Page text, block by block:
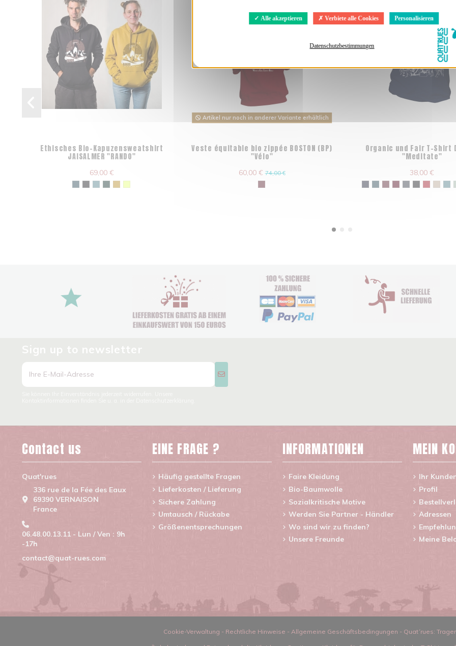
Alle akzeptieren Verbiete alle Cookies Personalisieren
Datenschutzbestimmungen
Ethisches Bio-Kapuzensweatshirt
JAISALMER "RANDO"
69,00 €
Artikel nur noch in anderer Variante erhältlich
Veste équitable bio zippée BOSTON (BP)
"Vélo"
60,00 €74,00 €
Organic und Fair T-Shirt
"Meditate"
38,00 €
Contact us
Quat'rues
336 rue de la Fée des Eaux
69390 VERNAISON
France
06.48.00.13.11 - Lun / Ven : 9h
-17h
contact@quat-rues.com
EINE FRAGE ?
Häufig gestellte Fragen
Lieferkosten / Lieferung
Sichere Zahlung
Umtausch / Rückabe
Größenentsprechungen
INFORMATIONEN
Faire Kleidung
Bio-Baumwolle
Sozialkritische Motive
Werden Sie Partner - Händler
Wo sind wir zu finden?
Unsere Freunde
MEIN
Ihr
Profil
Adressen
Meine
Cookie-Verwaltung - Rechtliche Hinweise - Allgemeine Geschäftsbedingungen - Quat´rues: